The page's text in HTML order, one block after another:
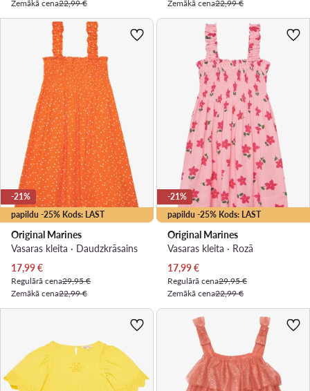
Zemākā cena22,99 €
Zemākā cena22,99 €
papildu -25% Kods: LAST
-21%
Original Marines
Vasaras kleita · Daudzkrāsains
Pašreizējā cena
17,99€
Regulārā cena29,95 €
Zemākā cena22,99 €
papildu -25% Kods: LAST
-21%
Original Marines
Vasaras kleita · Rozā
Pašreizējā cena
17,99€
Regulārā cena29,95 €
Zemākā cena22,99 €